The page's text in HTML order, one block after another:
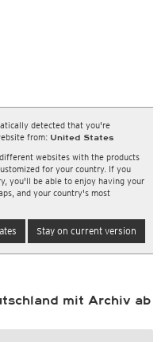
detected that you're
from: United States
websites with the products
for your country. If you
you'll be able to enjoy having your
and your country's most
Stay on current version
mit Archiv ab